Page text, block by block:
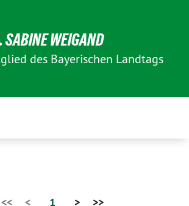
SABINE WEIGAND
des Bayerischen Landtags
<< < 1 > >>